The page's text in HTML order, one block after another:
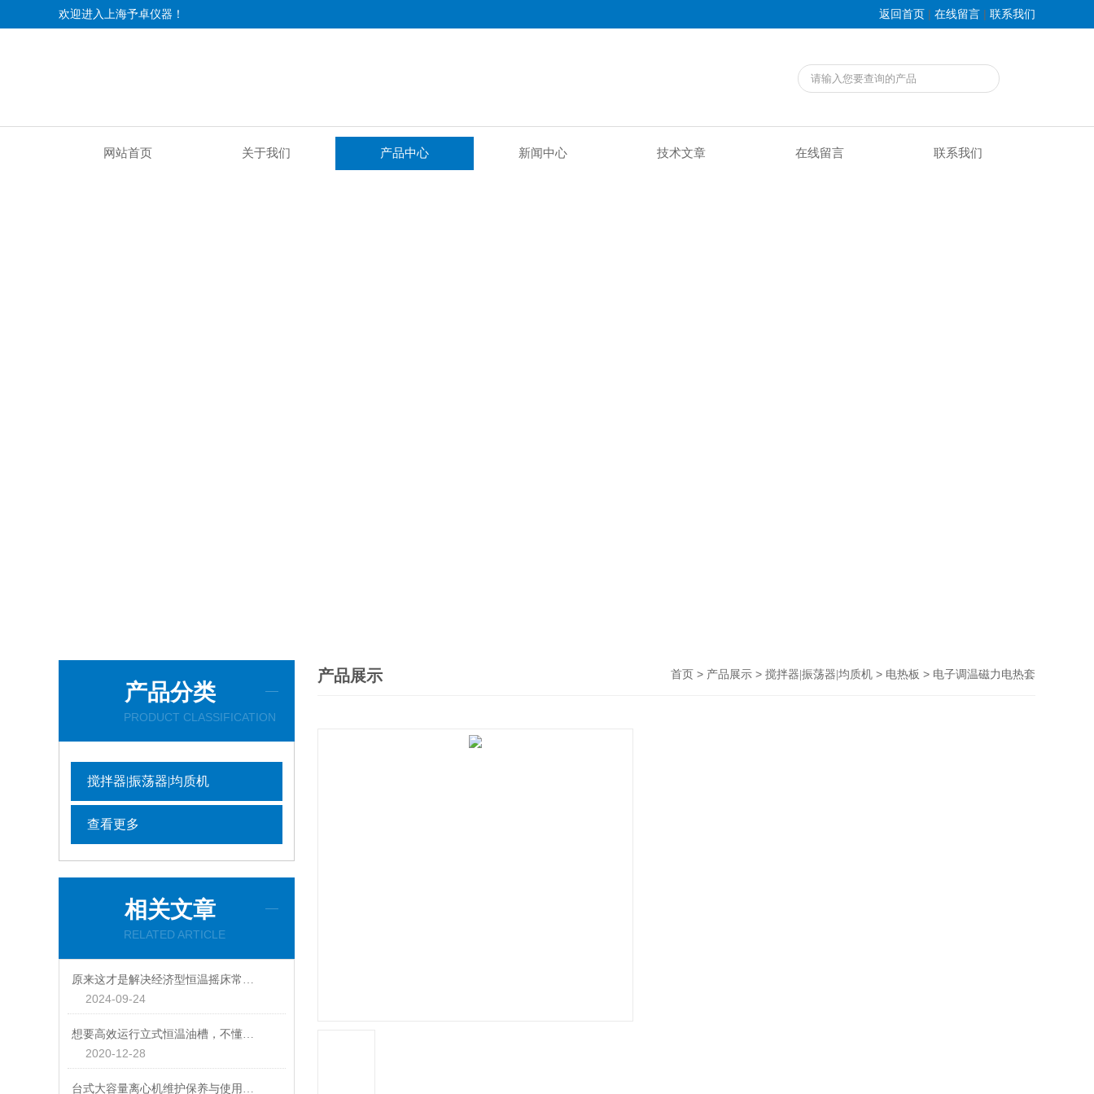
欢迎进入上海予卓仪器！ 返回首页 | 在线留言 | 联系我们
网站首页 关于我们 产品中心 新闻中心 技术文章 在线留言 联系我们
产品分类
PRODUCT CLASSIFICATION
搅拌器|振荡器|均质机
查看更多
相关文章
RELATED ARTICLE
原来这才是解决经济型恒温摇床常见故障的正确方法！
2024-09-24
想要高效运行立式恒温油槽，不懂这些可以不行
2020-12-28
台式大容量离心机维护保养与使用方法
产品展示 首页 > 产品展示 > 搅拌器|振荡器|均质机 > 电热板 > 电子调温磁力电热套